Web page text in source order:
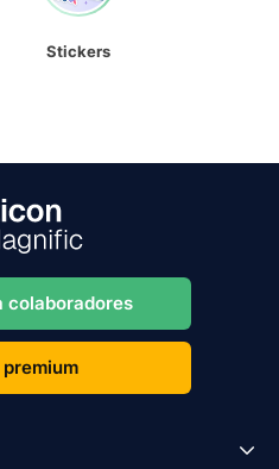
Stickers
colaboradores